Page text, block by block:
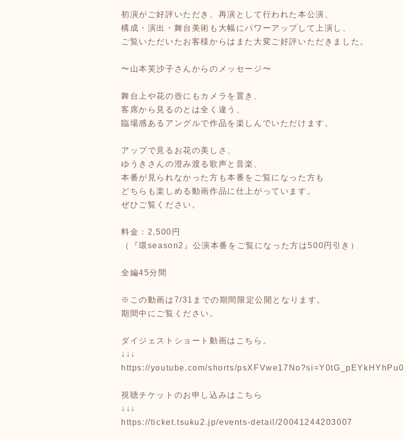
初演がご好評いただき、再演として行われた本公演、
構成・演出・舞台美術も大幅にパワーアップして上演し、
ご覧いただいたお客様からはまた大変ご好評いただきました。
〜山本芙沙子さんからのメッセージ〜
舞台上や花の壺にもカメラを置き、
客席から見るのとは全く違う、
臨場感あるアングルで作品を楽しんでいただけます。
アップで見るお花の美しさ、
ゆうきさんの澄み渡る歌声と音楽、
本番が見られなかった方も本番をご覧になった方も
どちらも楽しめる動画作品に仕上がっています。
ぜひご覧ください。
料金：2,500円
（『環season2』公演本番をご覧になった方は500円引き）
全編45分間
※この動画は7/31までの期間限定公開となります。
期間中にご覧ください。
ダイジェストショート動画はこちら。
↓↓↓
https://youtube.com/shorts/psXFVwe17No?si=Y0tG_pEYkHYhPu0l
視聴チケットのお申し込みはこちら
↓↓↓
https://ticket.tsuku2.jp/events-detail/20041244203007